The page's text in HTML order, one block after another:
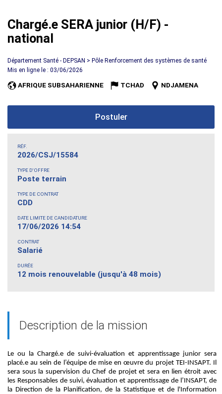
Chargé.e SERA junior (H/F) -
national
Département Santé - DEPSAN > Pôle Renforcement des systèmes de santé
Mis en ligne le : 03/06/2026
AFRIQUE SUBSAHARIENNE TCHAD NDJAMENA
Postuler
RÉF.
2026/CSJ/15584
TYPE D'OFFRE
Poste terrain
TYPE DE CONTRAT
CDD
DATE LIMITE DE CANDIDATURE
17/06/2026 14:54
CONTRAT
Salarié
DURÉE
12 mois renouvelable (jusqu'à 48 mois)
Description de la mission
Le ou la Chargé.e de suivi-évaluation et apprentissagejunior sera
placé.e au sein de l’équipe de mise en œuvre du projet TEI-INSAPT.
sera sous la supervision du Chef de projetetsera en lienétroit avec
les Responsables de suivi, évaluation et apprentissage de l’INSAPT, de
la Direction de la Planification, de la Statistique et de l'Information